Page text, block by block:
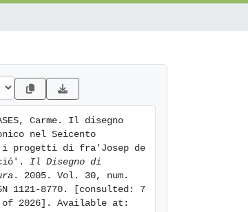
Carme. Il disegno
nel Seicento
i progetti di fra'Josep de
Il Disegno di
. 2005. Vol. 30, num.
1121-8770. [consulted: 7
of 2026]. Available at: